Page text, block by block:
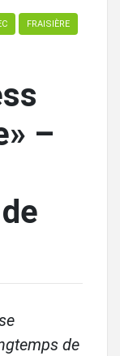
FRAISIÈRE
–
de